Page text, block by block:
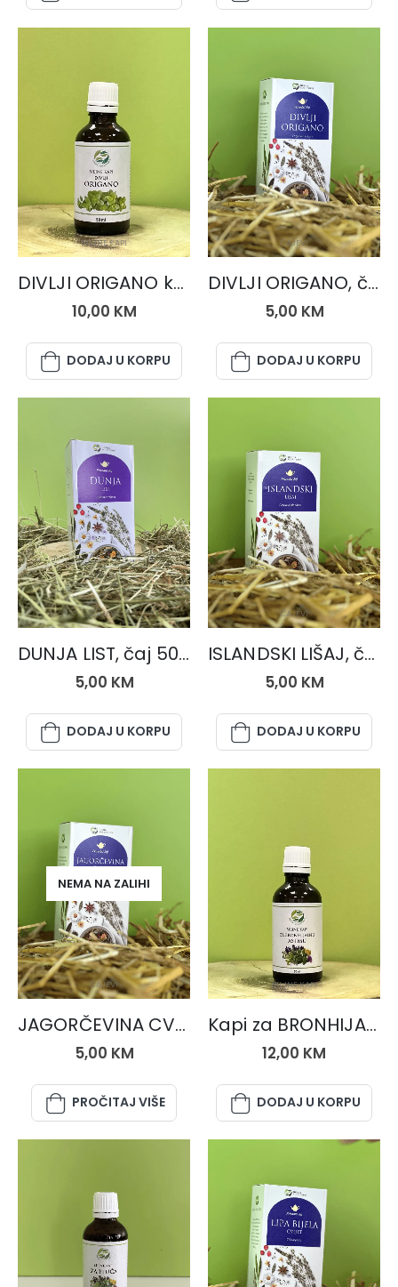
BILJNE KAPI
DIVLJI ORIGANO kapi
10,00 KM
DODAJ U KORPU
ČAJEVI
DIVLJI ORIGANO, čaj 50 gr.
5,00 KM
DODAJ U KORPU
ČAJEVI
DUNJA LIST, čaj 50 gr.
5,00 KM
DODAJ U KORPU
ČAJEVI
ISLANDSKI LIŠAJ, čaj 50 gr.
5,00 KM
DODAJ U KORPU
NEMA NA ZALIHI
ČAJEVI
JAGORČEVINA CVIJET, čaj 50 gr.
5,00 KM
PROČITAJ VIŠE
BILJNE KAPI
Kapi za BRONHIJALNU ASTMU
12,00 KM
DODAJ U KORPU